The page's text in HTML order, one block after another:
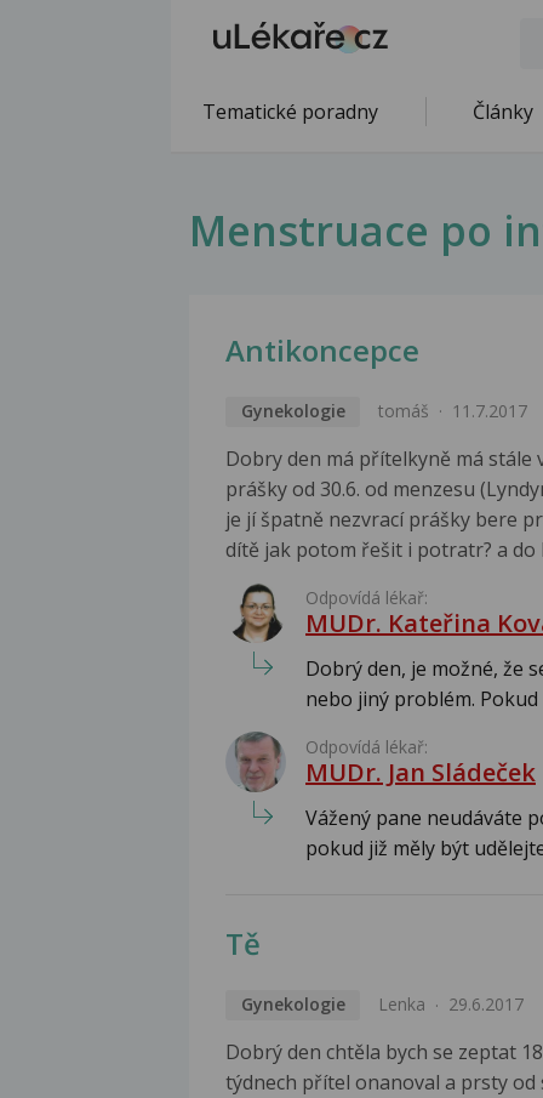
Tematické poradny Články
Menstruace po
Antikoncepce
Gynekologie tomáš 11.7.2017
Dobry den má přítelkyně má stále
prášky od 30.6. od menzesu
je jí špatně nezvrací prášky bere
dítě jak potom řešit i potratr? a do
Odpovídá lékař:
MUDr. Kateřina
Dobrý den, je možné, že
nebo jiný problém. Pokud
Odpovídá lékař:
MUDr. Jan Sládeček
Vážený pane neudáváte
pokud již měly být
Tě
Gynekologie Lenka 29.6.2017
Dobrý den chtěla bych se zeptat
týdnech přítel onanoval a prsty od